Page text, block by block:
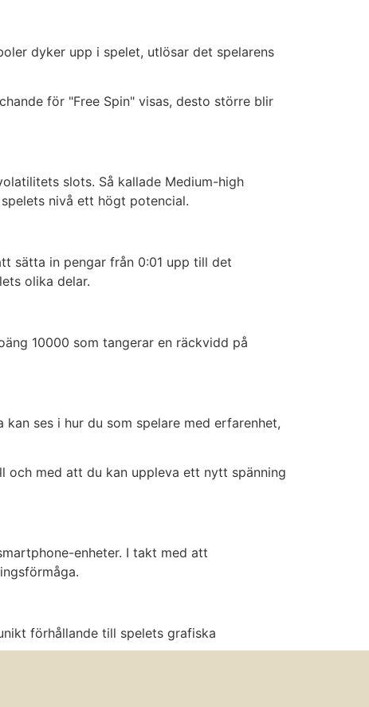
dyker upp i spelet, utlösar det spelarens
för "Free Spin" visas, desto större blir
slots. Så kallade Medium-high
nivå ett högt potencial.
sätta in pengar från 0:01 upp till det
olika delar.
10000 som tangerar en räckvidd på
ses i hur du som spelare med erfarenhet,
och med att du kan uppleva ett nytt spänning
enheter. I takt med att
förhållande till spelets grafiska